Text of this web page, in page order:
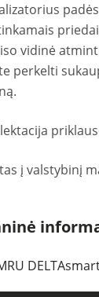
vidinė
perkelti
į valstybinį